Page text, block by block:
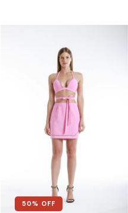
50% OFF